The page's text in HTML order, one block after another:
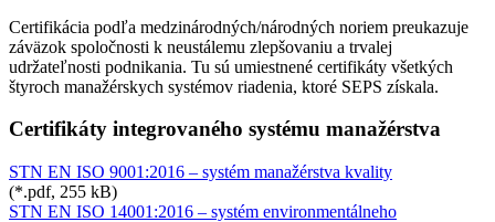
Certifikácia podľa medzinárodných/národných noriem preukazuje
záväzok spoločnosti k neustálemu zlepšovaniu a trvalej
udržateľnosti podnikania. Tu sú umiestnené certifikáty všetkých
štyroch manažérskych systémov riadenia, ktoré SEPS získala.
Certifikáty integrovaného systému manažérstva
STN EN ISO 9001:2016 – systém manažérstva kvality
(*.pdf, 255 kB)
STN EN ISO 14001:2016 – systém environmentálneho